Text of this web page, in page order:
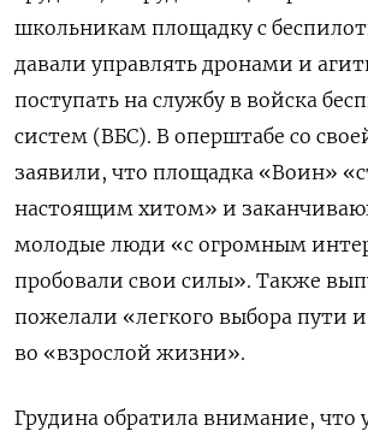
школьникам площадку с
давали управлять дронами и
поступать на службу в войска
систем (ВБС). В оперштабе со
заявили, что площадка «Воин»
настоящим хитом» и
молодые люди «с огромным
пробовали свои силы». Также
пожелали «легкого выбора пути
во «взрослой жизни».
Грудина обратила внимание, что